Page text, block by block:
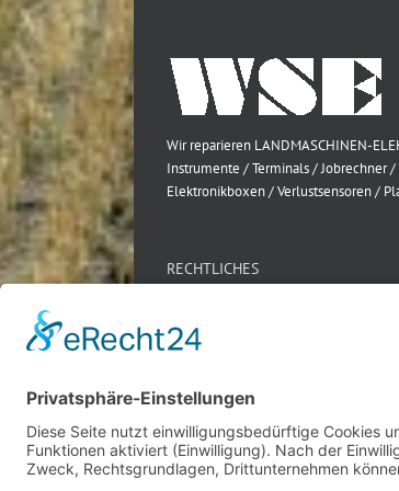
Wir reparieren LANDMASCHINEN-
Instrumente / Terminals / Jobrechner
Elektronikboxen / Verlustsensoren /
RECHTLICHES
Impressum
AGB